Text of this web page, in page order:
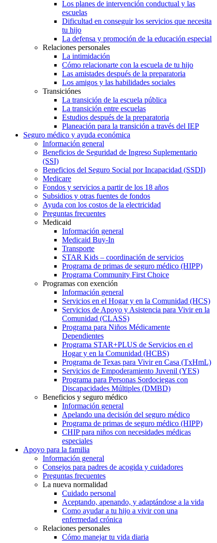
Los planes de intervención conductual y las
escuelas
Dificultad en conseguir los servicios que necesita
tu hijo
La defensa y promoción de la educación especial
Relaciones personales
La intimidación
Cómo relacionarte con la escuela de tu hijo
Las amistades después de la preparatoria
Los amigos y las habilidades sociales
Transiciónes
La transición de la escuela pública
La transición entre escuelas
Estudios después de la preparatoria
Planeación para la transición a través del IEP
Seguro médico y ayuda económica
Información general
Beneficios de Seguridad de Ingreso Suplementario
(SSI)
Beneficios del Seguro Social por Incapacidad (SSDI)
Medicare
Fondos y servicios a partir de los 18 años
Subsidios y otras fuentes de fondos
Ayuda con los costos de la electricidad
Preguntas frecuentes
Medicaid
Información general
Medicaid Buy-In
Transporte
STAR Kids – coordinación de servicios
Programa de primas de seguro médico (HIPP)
Programa Community First Choice
Programas con exención
Información general
Servicios en el Hogar y en la Comunidad (HCS)
Servicios de Apoyo y Asistencia para Vivir en la
Comunidad (CLASS)
Programa para Niños Médicamente
Dependientes
Programa STAR+PLUS de Servicios en el
Hogar y en la Comunidad (HCBS)
Programa de Texas para Vivir en Casa (TxHmL)
Servicios de Empoderamiento Juvenil (YES)
Programa para Personas Sordociegas con
Discapacidades Múltiples (DMBD)
Beneficios y seguro médico
Información general
Apelando una decisión del seguro médico
Programa de primas de seguro médico (HIPP)
CHIP para niños con necesidades médicas
especiales
Apoyo para la familia
Información general
Consejos para padres de acogida y cuidadores
Preguntas frecuentes
La nueva normalidad
Cuidado personal
Aceptando, apenando, y adaptándose a la vida
Como ayudar a tu hijo a vivir con una
enfermedad crónica
Relaciones personales
Cómo manejar tu vida diaria